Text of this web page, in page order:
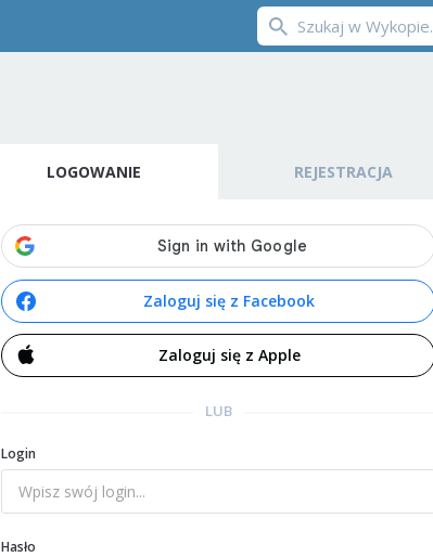
LOGOWANIE REJESTRACJA
Zaloguj się z Facebook
Zaloguj się z Apple
LUB
Login
Hasło